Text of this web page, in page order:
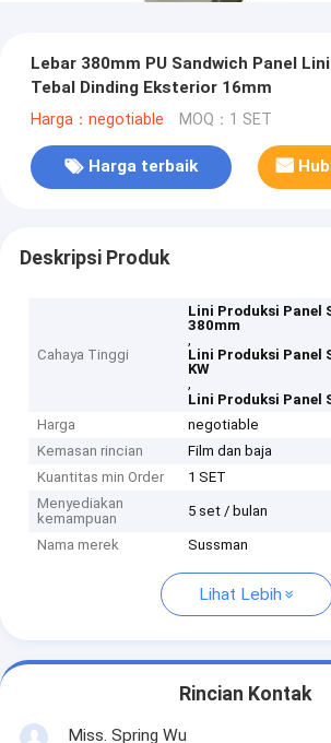
Lebar 380mm PU Sandwich Panel
Tebal Dinding Eksterior 16mm
Harga：negotiable MOQ：1 SET
Harga terbaik
Deskripsi Produk
Cahaya Tinggi
Lini Produksi Panel
380mm
,
Lini Produksi Panel
KW
,
Lini Produksi Panel
Harga
negotiable
Kemasan rincian
Film dan baja
Kuantitas min Order
1 SET
Menyediakan
kemampuan
5 set / bulan
Nama merek Sussman
Lihat Lebih
Rincian Kontak
Miss. Spring Wu